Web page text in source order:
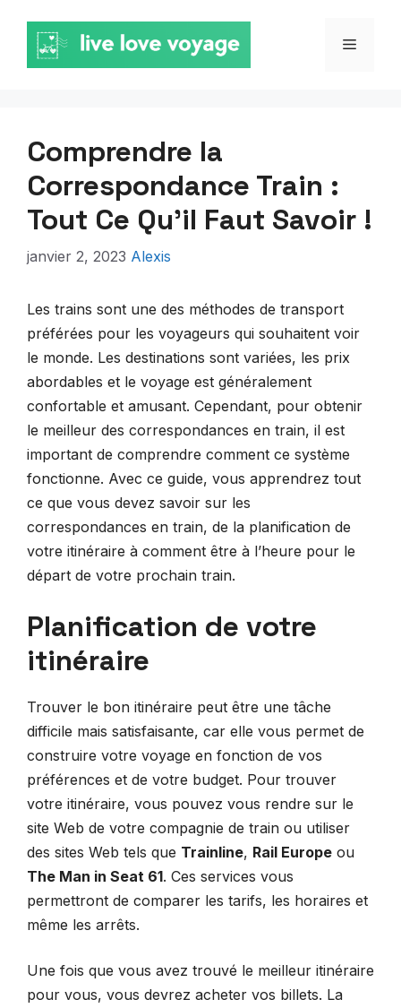
contenu
MENU
Comprendre la
Correspondance Train :
Tout Ce Qu’il Faut Savoir !
janvier 2, 2023 Alexis
Les trains sont une des méthodes de transport
préférées pour les voyageurs qui souhaitent voir
le monde. Les destinations sont variées, les prix
abordables et le voyage est généralement
confortable et amusant. Cependant, pour obtenir
le meilleur des correspondances en train, il est
important de comprendre comment ce système
fonctionne. Avec ce guide, vous apprendrez tout
ce que vous devez savoir sur les
correspondances en train, de la planification de
votre itinéraire à comment être à l’heure pour le
départ de votre prochain train.
Planification de votre
itinéraire
Trouver le bon itinéraire peut être une tâche
difficile mais satisfaisante, car elle vous permet de
construire votre voyage en fonction de vos
préférences et de votre budget. Pour trouver
votre itinéraire, vous pouvez vous rendre sur le
site Web de votre compagnie de train ou utiliser
des sites Web tels que Trainline, Rail Europe ou
The Man in Seat 61. Ces services vous
permettront de comparer les tarifs, les horaires et
même les arrêts.
Une fois que vous avez trouvé le meilleur itinéraire
pour vous, vous devrez acheter vos billets. La